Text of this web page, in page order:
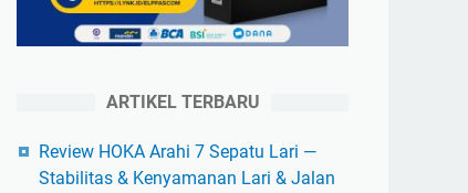
ARTIKEL TERBARU
Review HOKA Arahi 7 Sepatu Lari —
Stabilitas & Kenyamanan Lari & Jalan